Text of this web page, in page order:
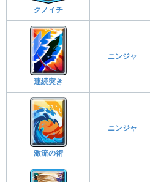
クノイチ
連続突き
ニンジャ
激流の術
ニンジャ